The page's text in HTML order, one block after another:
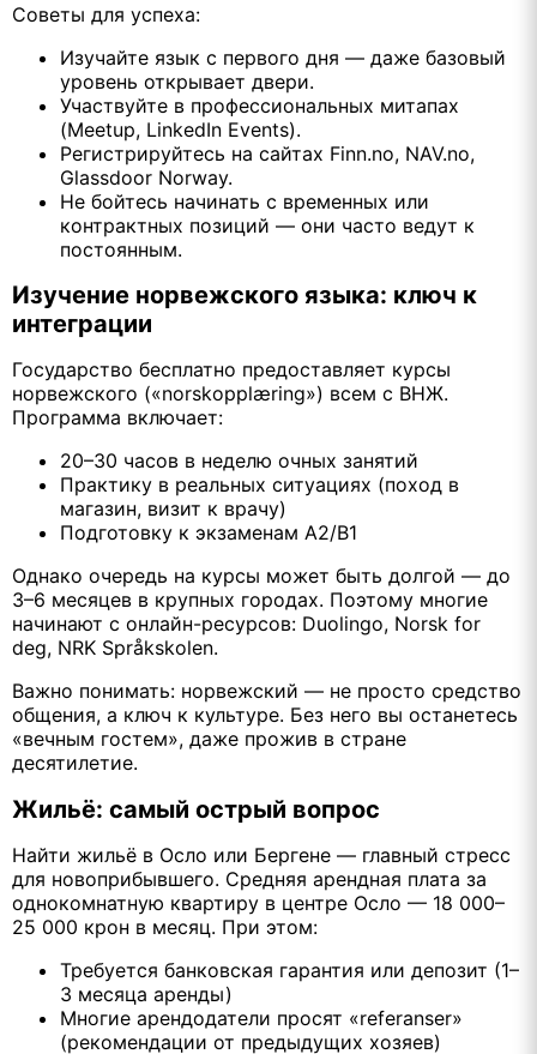
Советы для успеха:
Изучайте язык с первого дня — даже базовый
уровень открывает двери.
Участвуйте в профессиональных митапах
(Meetup, LinkedIn Events).
Регистрируйтесь на сайтах Finn.no, NAV.no,
Glassdoor Norway.
Не бойтесь начинать с временных или
контрактных позиций — они часто ведут к
постоянным.
Изучение норвежского языка: ключ к
интеграции
Государство бесплатно предоставляет курсы
норвежского («norskopplæring») всем с ВНЖ.
Программа включает:
20–30 часов в неделю очных занятий
Практику в реальных ситуациях (поход в
магазин, визит к врачу)
Подготовку к экзаменам A2/B1
Однако очередь на курсы может быть долгой — до
3–6 месяцев в крупных городах. Поэтому многие
начинают с онлайн-ресурсов: Duolingo, Norsk for
deg, NRK Språkskolen.
Важно понимать: норвежский — не просто средство
общения, а ключ к культуре. Без него вы останетесь
«вечным гостем», даже прожив в стране
десятилетие.
Жильё: самый острый вопрос
Найти жильё в Осло или Бергене — главный стресс
для новоприбывшего. Средняя арендная плата за
однокомнатную квартиру в центре Осло — 18 000–
25 000 крон в месяц. При этом:
Требуется банковская гарантия или депозит (1–
3 месяца аренды)
Многие арендодатели просят «referanser»
(рекомендации от предыдущих хозяев)